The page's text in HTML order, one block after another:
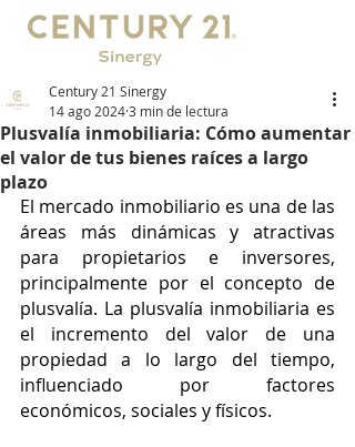
Plusvalía inmobiliaria: Cómo aumentar
el valor de tus bienes raíces a largo
plazo
Century 21 Sinergy
14 ago 20243 min de lectura
El mercado inmobiliario es una de las
áreas más dinámicas y atractivas
para propietarios e inversores,
principalmente por el concepto de
plusvalía. La plusvalía inmobiliaria es
el incremento del valor de una
propiedad a lo largo del tiempo,
influenciado por factores
económicos, sociales y físicos.